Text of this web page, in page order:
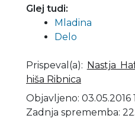
Glej tudi:
Mladina
Delo
Prispeval(a): Nastja
hiša Ribnica
Objavljeno: 03.05.2016
Zadnja sprememba: